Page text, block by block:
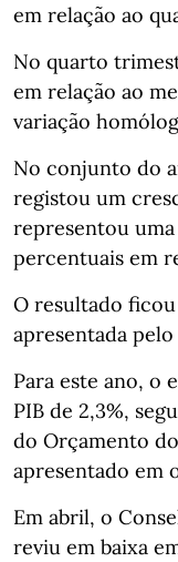
em relação ao
No quarto
em relação ao
variação
No conjunto do
registou um
representou
percentuais em
O resultado
apresentada
Para este ano, o
PIB de 2,3%,
do Orçamento
apresentado em
Em abril, o
reviu em baixa